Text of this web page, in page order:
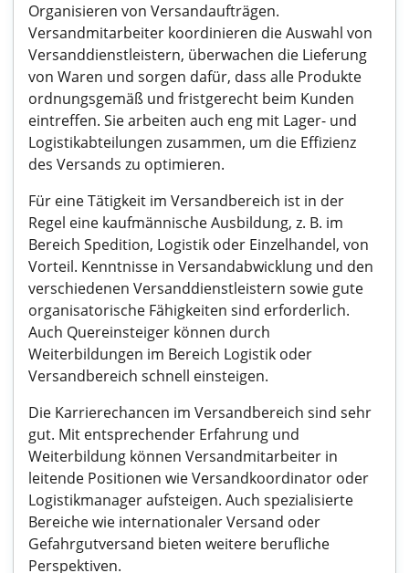
Organisieren von Versandaufträgen.
Versandmitarbeiter koordinieren die Auswahl von
Versanddienstleistern, überwachen die Lieferung
von Waren und sorgen dafür, dass alle Produkte
ordnungsgemäß und fristgerecht beim Kunden
eintreffen. Sie arbeiten auch eng mit Lager- und
Logistikabteilungen zusammen, um die Effizienz
des Versands zu optimieren.
Für eine Tätigkeit im Versandbereich ist in der
Regel eine kaufmännische Ausbildung, z. B. im
Bereich Spedition, Logistik oder Einzelhandel, von
Vorteil. Kenntnisse in Versandabwicklung und den
verschiedenen Versanddienstleistern sowie gute
organisatorische Fähigkeiten sind erforderlich.
Auch Quereinsteiger können durch
Weiterbildungen im Bereich Logistik oder
Versandbereich schnell einsteigen.
Die Karrierechancen im Versandbereich sind sehr
gut. Mit entsprechender Erfahrung und
Weiterbildung können Versandmitarbeiter in
leitende Positionen wie Versandkoordinator oder
Logistikmanager aufsteigen. Auch spezialisierte
Bereiche wie internationaler Versand oder
Gefahrgutversand bieten weitere berufliche
Perspektiven.